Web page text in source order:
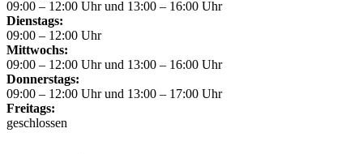
09:00 – 12:00 Uhr und 13:00 – 16:00 Uhr
Dienstags:
09:00 – 12:00 Uhr
Mittwochs:
09:00 – 12:00 Uhr und 13:00 – 16:00 Uhr
Donnerstags:
09:00 – 12:00 Uhr und 13:00 – 17:00 Uhr
Freitags:
geschlossen